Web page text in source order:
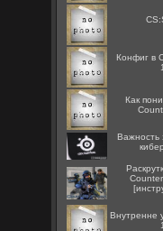
Конфиг в
Как
Важность
Внутренне